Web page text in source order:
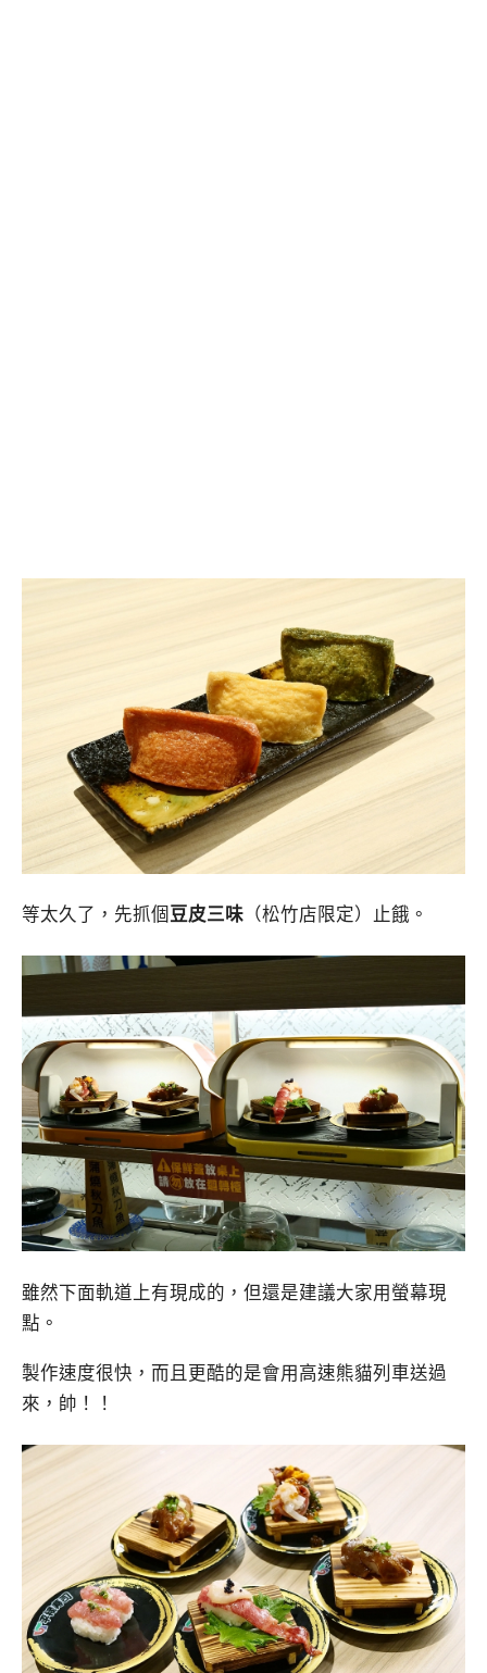
等太久了，先抓個豆皮三味 （松竹店限定）止餓。
雖然下面軌道上有現成的，但還是建議大家用螢幕現
點。
製作速度很快，而且更酷的是會用高速熊貓列車送過
來，帥！！